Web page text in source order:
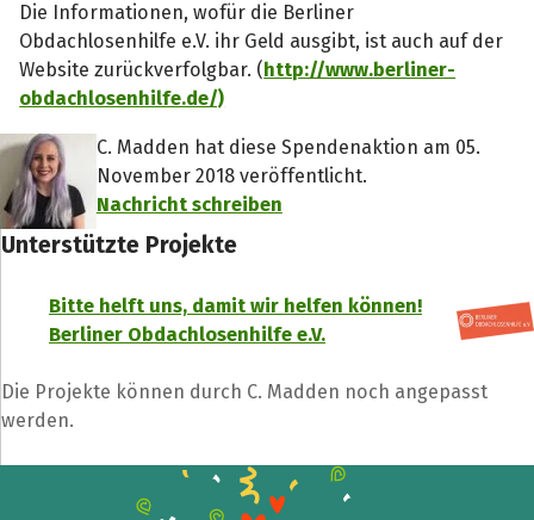
Die Informationen, wofür die Berliner
Obdachlosenhilfe e.V. ihr Geld ausgibt, ist auch auf der
Website zurückverfolgbar. ( http://www.berliner-
obdachlosenhilfe.de/)
C. Madden hat diese Spendenaktion am 05.
November 2018 veröffentlicht.
Nachricht schreiben
Unterstützte Projekte
Bitte helft uns, damit wir helfen können!
Berliner Obdachlosenhilfe e.V.
Die Projekte können durch C. Madden noch angepasst
werden.